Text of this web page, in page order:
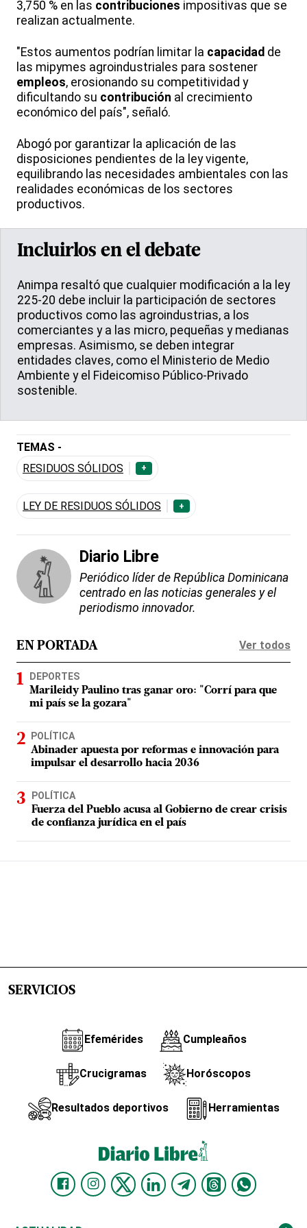
3,750 % en las contribuciones impositivas que se
realizan actualmente.
"Estos aumentos podrían limitar la capacidad de
las mipymes agroindustriales para sostener
empleos, erosionando su competitividad y
dificultando su contribución al crecimiento
económico del país", señaló.
Abogó por garantizar la aplicación de las
disposiciones pendientes de la ley vigente,
equilibrando las necesidades ambientales con las
realidades económicas de los sectores
productivos.
Incluirlos en el debate
Animpa resaltó que cualquier modificación a la ley
225-20 debe incluir la participación de sectores
productivos como las agroindustrias, a los
comerciantes y a las micro, pequeñas y medianas
empresas. Asimismo, se deben integrar
entidades claves, como el Ministerio de Medio
Ambiente y el Fideicomiso Público-Privado
sostenible.
TEMAS -
RESIDUOS SÓLIDOS
+
LEY DE RESIDUOS SÓLIDOS +
Diario Libre
Periódico líder de República Dominicana
centrado en las noticias generales y el
periodismo innovador.
EN PORTADA Ver todos
DEPORTES
Marileidy Paulino tras ganar oro: "Corrí para que
mi país se la gozara"
POLÍTICA
Abinader apuesta por reformas e innovación para
impulsar el desarrollo hacia 2036
POLÍTICA
Fuerza del Pueblo acusa al Gobierno de crear crisis
de confianza jurídica en el país
SERVICIOS
Efemérides Cumpleaños
Crucigramas Horóscopos
Resultados deportivos Herramientas